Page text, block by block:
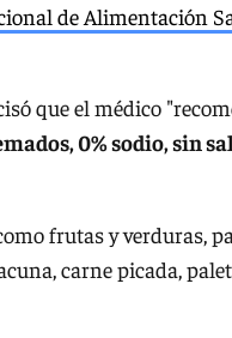
de Alimentación
que el médico
0% sodio, sin
frutas y verduras,
carne picada,